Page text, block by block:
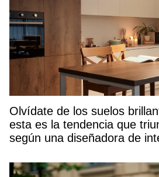
Olvídate de los suelos
esta es la tendencia que
según una diseñadora de